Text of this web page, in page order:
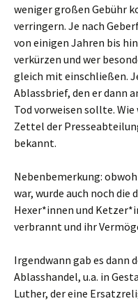
weniger großen Gebühr
verringern. Je nach
von einigen Jahren bis
verkürzen und wer
gleich mit einschließen.
Ablassbrief, den er dann
Tod vorweisen sollte.
Zettel der
bekannt.
Nebenbemerkung:
war, wurde auch noch
Hexer*innen und
verbrannt und ihr
Irgendwann gab es dann
Ablasshandel, u.a. in
Luther, der eine